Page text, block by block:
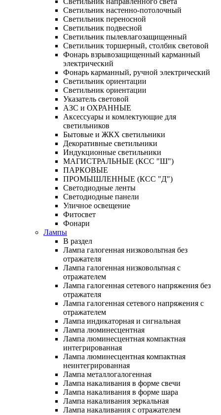
Светильник настенно-потолочный
Светильник переносной
Светильник подвесной
Светильник пылевлагозащищенный
Светильник торшерный, столбик световой
Фонарь взрывозащищенный карманный
электрический
Фонарь карманный, ручной электрический
Светильник ориентации
Светильник ориентации
Указатель световой
АЗС и ОХРАННЫЕ
Аксессуары и комлектующие для
светильников
Бытовые и ЖКХ светильники
Декоративные светильники
Индукционные светильники
МАГИСТРАЛЬНЫЕ (КСС "Ш")
ПАРКОВЫЕ
ПРОМЫШЛЕННЫЕ (КСС "Д")
Светодиодные ленты
Светодиодные панели
Уличное освещение
Фитосвет
Фонари
Лампы
В раздел
Лампа галогенная низковольтная без
отражателя
Лампа галогенная низковольтная с
отражателем
Лампа галогенная сетевого напряжения без
отражателя
Лампа галогенная сетевого напряжения с
отражателем
Лампа индикаторная и сигнальная
Лампа люминесцентная
Лампа люминесцентная компактная
интегрированная
Лампа люминесцентная компактная
неинтегрированная
Лампа металлогалогенная
Лампа накаливания в форме свечи
Лампа накаливания в форме шара
Лампа накаливания зеркальная
Лампа накаливания с отражателем